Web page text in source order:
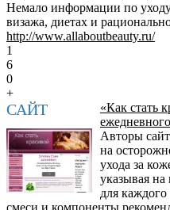
Немало информации по уходу
визажа, диетах и
http://www.allaboutbeauty.ru/
1
6
0
+
САЙТ
«Как стать
Авторы
на
ухода за
указывая
для
смеси и компоненты